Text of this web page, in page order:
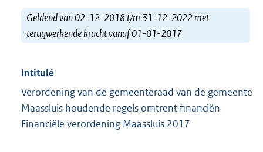
Geldend van 02-12-2018 t/m 31-12-2022 met
terugwerkende kracht vanaf 01-01-2017
Intitulé
Verordening van de gemeenteraad van de gemeente
Maassluis houdende regels omtrent financiën
Financiële verordening Maassluis 2017